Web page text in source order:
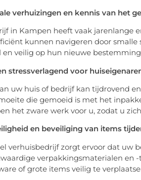
verhuizingen en kennis van het
in Kampen heeft vaak jarenlange
kunnen navigeren door
en veilig op hun nieuwe
stressverlagend voor
uw huis of bedrijf kan tijdrovend
die gemoeid is met het
het zware werk voor u, zodat u
en beveiliging van items
verhuisbedrijf zorgt ervoor dat
verpakkingsmaterialen en
of grote items veilig te